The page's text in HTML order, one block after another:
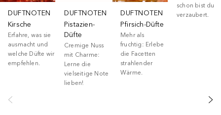
DUFTNOTEN
Kirsche
Erfahre, was sie
ausmacht und
welche Düfte wir
empfehlen.
DUFTNOTEN
Pistazien-
Düfte
Cremige Nuss
mit Charme:
Lerne die
vielseitige Note
lieben!
DUFTNOTEN
Pfirsich-Düfte
Mehr als
fruchtig: Erlebe
die Facetten
strahlender
Wärme.
schon bist du
verzaubert.